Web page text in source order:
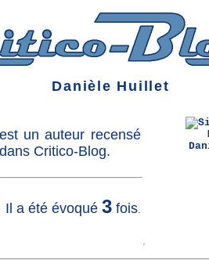
Danièle Huillet
est unauteur recensé
dans Critico-Blog.
Il a été évoqué 3fois.